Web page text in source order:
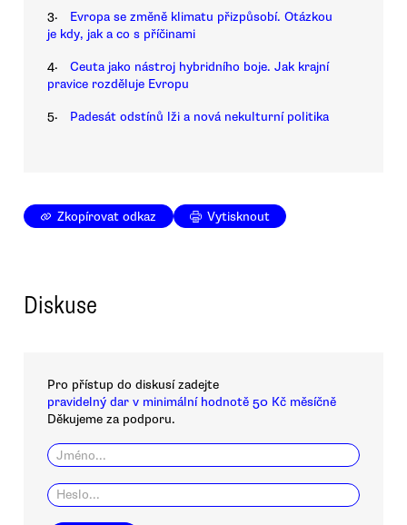
3.
Evropa se změně klimatu přizpůsobí. Otázkou
je kdy, jak a co s příčinami
4.
Ceuta jako nástroj hybridního boje. Jak krajní
pravice rozděluje Evropu
5. Padesát odstínů lži a nová nekulturní politika
Zkopírovat odkaz Vytisknout
Diskuse
Pro přístup do diskusí zadejte
pravidelný dar v minimální hodnotě 50 Kč měsíčně
Děkujeme za podporu.